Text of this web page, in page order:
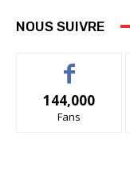
NOUS SUIVRE
144,000
Fans